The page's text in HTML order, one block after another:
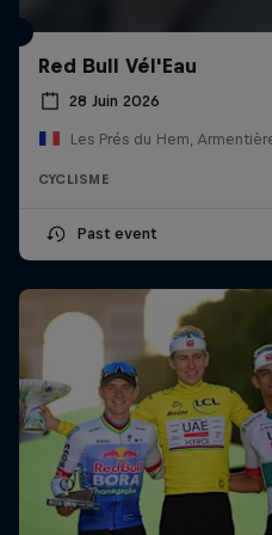
Red Bull Vél'Eau
28 Juin 2026
Les Prés du Hem,
CYCLISME
Past event